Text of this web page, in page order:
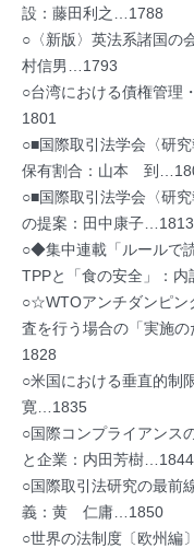
設：藤田利之…1788
○〈新版〉英法系諸国の
村信男…1793
○台湾における債権管理
1801
○■国際取引法学会〈研
保有割合：山本 到
○■国際取引法学会〈研
の提案：田中康子…1813
○◆集中連載「ルールで
TPPと「食の安全」：
○☆WTOアンチダンピ
査を行う場合の「実施
1828
○米国における垂直的制
寛…1835
○国際コンプライアンス
と企業：内田芳樹…1844
○国際取引法研究の最前
義：黄 仁庸…1850
○世界の法制度〔欧州